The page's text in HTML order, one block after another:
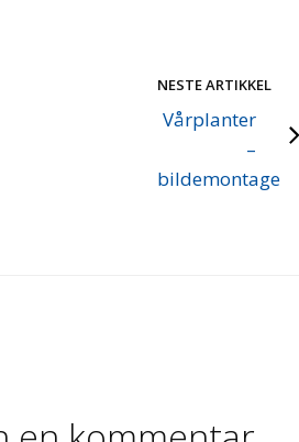
NESTE ARTIKKEL
Vårplanter
–
bildemontage